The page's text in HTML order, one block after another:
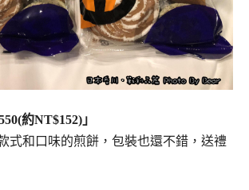
約NT$152)」
式和口味的煎餅，包裝也還不錯，送禮